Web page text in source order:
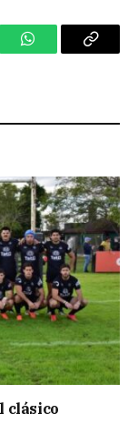
WhatsAppCopy
clásico